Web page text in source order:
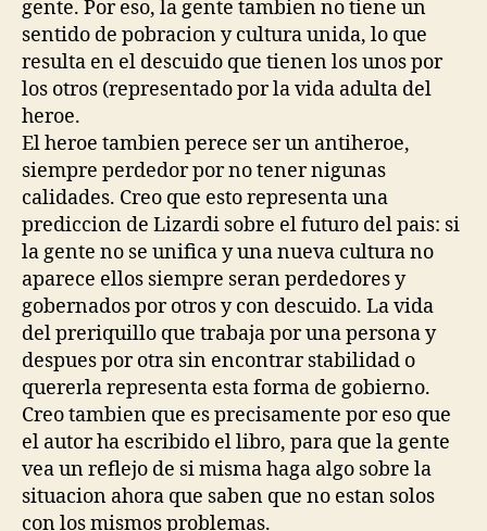
gente. Por eso, la gente tambien no tiene un
sentido de pobracion y cultura unida, lo que
resulta en el descuido que tienen los unos por
los otros (representado por la vida adulta del
heroe.
El heroe tambien perece ser un antiheroe,
siempre perdedor por no tener nigunas
calidades. Creo que esto representa una
prediccion de Lizardi sobre el futuro del pais: si
la gente no se unifica y una nueva cultura no
aparece ellos siempre seran perdedores y
gobernados por otros y con descuido. La vida
del preriquillo que trabaja por una persona y
despues por otra sin encontrar stabilidad o
quererla representa esta forma de gobierno.
Creo tambien que es precisamente por eso que
el autor ha escribido el libro, para que la gente
vea un reflejo de si misma haga algo sobre la
situacion ahora que saben que no estan solos
con los mismos problemas.